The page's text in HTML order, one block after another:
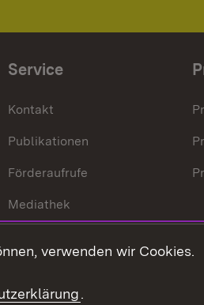
Service
Kontakt
Publikationen
Förderaufrufe
Mediathek
verwenden wir Cookies.
.